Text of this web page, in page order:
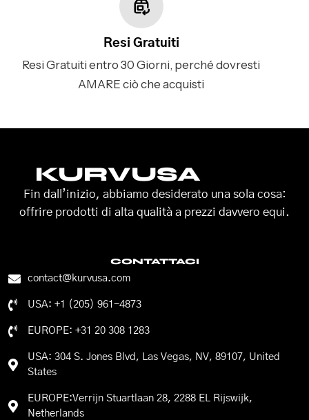
Resi Gratuiti
Resi Gratuiti entro 30 Giorni, perché dovresti
AMARE ciò che acquisti
KURVUSA
Fin dall’inizio, abbiamo desiderato una sola cosa:
offrire prodotti di alta qualità a prezzi davvero equi.
CONTATTACI
contact@kurvusa.com
USA: +1 (205) 961-4873
EUROPE: +31 20 308 1283
USA: 304 S. Jones Blvd, Las Vegas, NV, 89107, United
States
EUROPE:Verrijn Stuartlaan 28, 2288 EL Rijswijk,
Netherlands